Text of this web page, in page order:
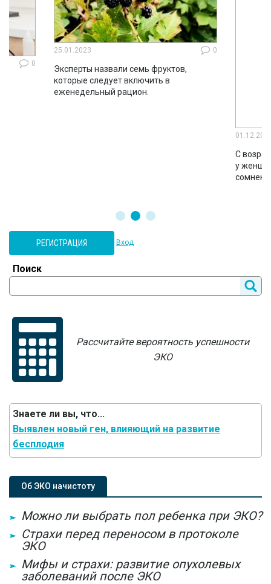
0
25.01.2023 0
Эксперты назвали семь фруктов,
которые следует включить в
еженедельный рацион.
С
у
РЕГИСТРАЦИЯ Вход
Поиск
Рассчитайте вероятность успешности
ЭКО
Знаете ли вы, что...
Выявлен новый ген, влияющий на развитие
бесплодия
Об ЭКО начистоту
Можно ли выбрать пол ребенка при ЭКО?
Страхи перед переносом в протоколе
ЭКО
Мифы и страхи: развитие опухолевых
заболеваний после ЭКО